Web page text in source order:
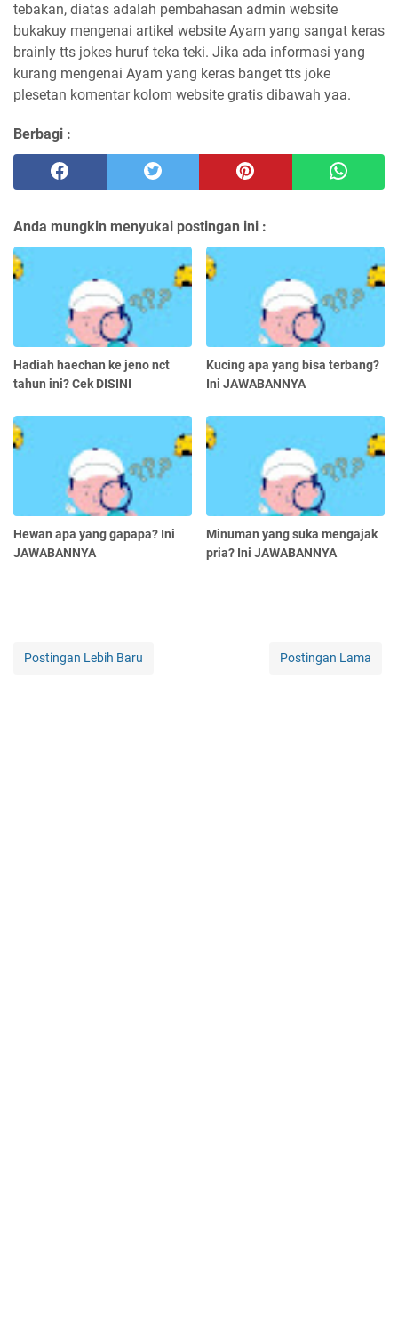
tebakan, diatas adalah pembahasan admin website
bukakuy mengenai artikel website Ayam yang sangat keras
brainly tts jokes huruf teka teki. Jika ada informasi yang
kurang mengenai Ayam yang keras banget tts joke
plesetan komentar kolom website gratis dibawah yaa.
Berbagi :
Anda mungkin menyukai postingan ini :
Hadiah haechan ke jeno nct
tahun ini? Cek DISINI
Kucing apa yang bisa terbang?
Ini JAWABANNYA
Hewan apa yang gapapa? Ini
JAWABANNYA
Minuman yang suka mengajak
pria? Ini JAWABANNYA
Postingan Lebih Baru Postingan Lama